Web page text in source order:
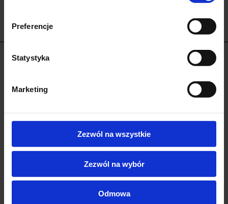
Preferencje
Statystyka
Marketing
Zezwól na wszystkie
Zezwól na wybór
Odmowa
do
69 zł
Może Ci się spodobać
Wyprzedaż!